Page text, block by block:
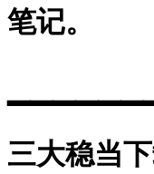
笔记。
三大稳当